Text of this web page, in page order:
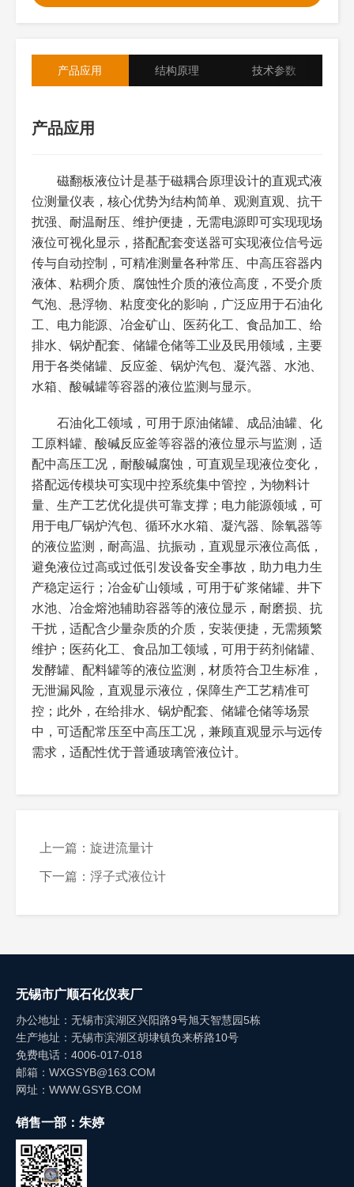
产品应用 结构原理 技术参数
产品应用
磁翻板液位计是基于磁耦合原理设计的直观式液
位测量仪表，核心优势为结构简单、观测直观、抗干
扰强、耐温耐压、维护便捷，无需电源即可实现现场
液位可视化显示，搭配配套变送器可实现液位信号远
传与自动控制，可精准测量各种常压、中高压容器内
液体、粘稠介质、腐蚀性介质的液位高度，不受介质
气泡、悬浮物、粘度变化的影响，广泛应用于石油化
工、电力能源、冶金矿山、医药化工、食品加工、给
排水、锅炉配套、储罐仓储等工业及民用领域，主要
用于各类储罐、反应釜、锅炉汽包、凝汽器、水池、
水箱、酸碱罐等容器的液位监测与显示。
石油化工领域，可用于原油储罐、成品油罐、化
工原料罐、酸碱反应釜等容器的液位显示与监测，适
配中高压工况，耐酸碱腐蚀，可直观呈现液位变化，
搭配远传模块可实现中控系统集中管控，为物料计
量、生产工艺优化提供可靠支撑；电力能源领域，可
用于电厂锅炉汽包、循环水水箱、凝汽器、除氧器等
的液位监测，耐高温、抗振动，直观显示液位高低，
避免液位过高或过低引发设备安全事故，助力电力生
产稳定运行；冶金矿山领域，可用于矿浆储罐、井下
水池、冶金熔池辅助容器等的液位显示，耐磨损、抗
干扰，适配含少量杂质的介质，安装便捷，无需频繁
维护；医药化工、食品加工领域，可用于药剂储罐、
发酵罐、配料罐等的液位监测，材质符合卫生标准，
无泄漏风险，直观显示液位，保障生产工艺精准可
控；此外，在给排水、锅炉配套、储罐仓储等场景
中，可适配常压至中高压工况，兼顾直观显示与远传
需求，适配性优于普通玻璃管液位计。
核心结构
工作原理
参数名称 规格范围 说明
测量范围
液位：0~0.5M~20M（可定
制）；测量精度不受量程影响
侧重中低液位直观显
示，测量管长度可按
需定制，适配不同高
度容器
精度等级
常规：±1.0级；精密款：±0.5
级；远传输出精度：±0.5级
常规监测选±1.0级，
±0.5级，磁耦合传动
精度稳定
被测介质
各种液体、粘稠介质（粘度
适配多种复杂介质；
场干扰介质
主体材质
测量管/法兰：304、316L不
锈钢、碳钢、哈氏合金；可选
PTFE防腐衬里
常规选316L不锈钢，
强腐蚀选哈氏合金
+PTFE衬里，普通工
况选碳钢
磁浮子
材质：不锈钢/防腐材质；内
置永久磁钢，磁场稳定，密封
等级IP68
材质与被测介质匹
配，密封严密，无介
质渗漏风险，可长期
浸泡使用
工作压力
常规：-0.1~10MPA；高压
款：-0.1~42MPA（可定
制）；常压款：-0.1~0.1MPA
常压/中压容器选常规
款，高压储罐选高压
款，测量管采用加厚
设计
工作温度
常规：-40℃~200℃；耐高温
款：-40℃~450℃（带保温夹
套）
常规工况选常温款，
高温介质选耐高温款
+保温夹套，防止介
安装方式
法兰安装（主流）、螺纹连
管垂直
附加功能（可选）
远传输出、上下限报警、保温
防爆适配易燃易爆场
安装注意事项
上一篇：旋进流量计
下一篇：浮子式液位计
无锡市广顺石化仪表厂
办公地址：无锡市滨湖区兴阳路9号旭天智慧园5栋
生产地址：无锡市滨湖区胡埭镇负来桥路10号
免费电话：4006-017-018
邮箱：WXGSYB@163.COM
网址：WWW.GSYB.COM
销售一部：朱婷